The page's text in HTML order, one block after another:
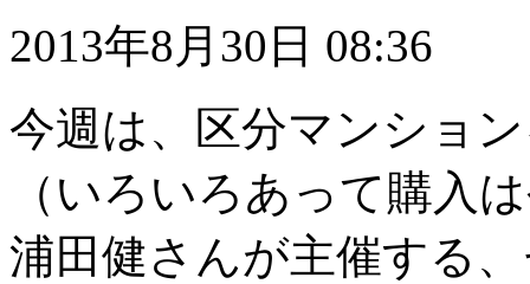
2013年8月30日 08:36
今週は、区分マンショ
（いろいろあって購入
浦田健さんが主催する